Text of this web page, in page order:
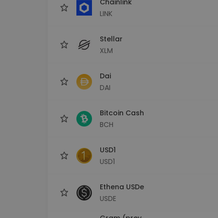
LINK
Stellar
XLM
Dai
DAI
Bitcoin Cash
BCH
USD1
USD1
Ethena USDe
USDE